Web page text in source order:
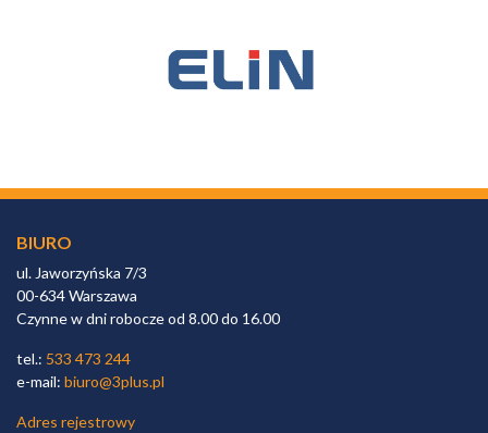
BIURO
ul. Jaworzyńska 7/3
00-634 Warszawa
Czynne w dni robocze od 8.00 do 16.00
tel.: 533 473 244
e-mail: biuro@3plus.pl
Adres rejestrowy